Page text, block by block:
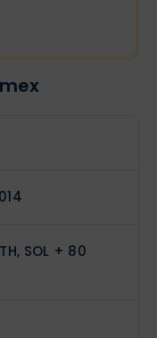
SOL + 80